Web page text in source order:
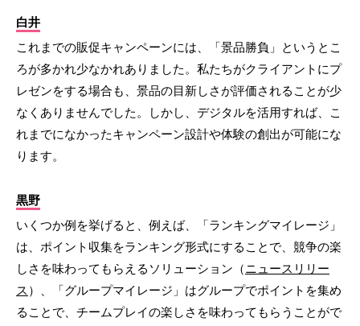
白井
これまでの販促キャンペーンには、「景品勝負」というとこ
ろが多かれ少なかれありました。私たちがクライアントにプ
レゼンをする場合も、景品の目新しさが評価されることが少
なくありませんでした。しかし、デジタルを活用すれば、こ
れまでになかったキャンペーン設計や体験の創出が可能にな
ります。
黒野
いくつか例を挙げると、例えば、「ランキングマイレージ」
は、ポイント収集をランキング形式にすることで、競争の楽
しさを味わってもらえるソリューション（ニュースリリー
ス ）、「グループマイレージ」はグループでポイントを集め
ることで、チームプレイの楽しさを味わってもらうことがで